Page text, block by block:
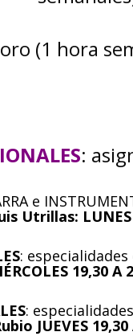
(1 hora
:
e
Utrillas:
: especialidades
19,30 A
:
JUEVES